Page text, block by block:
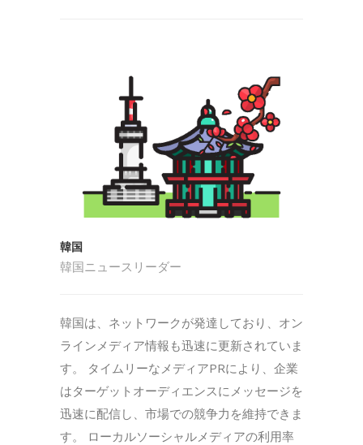
韓国
韓国ニュースリーダー
韓国は、ネットワークが発達しており、オン
ラインメディア情報も迅速に更新されていま
す。 タイムリーなメディアPRにより、企業
はターゲットオーディエンスにメッセージを
迅速に配信し、市場での競争力を維持できま
す。 ローカルソーシャルメディアの利用率